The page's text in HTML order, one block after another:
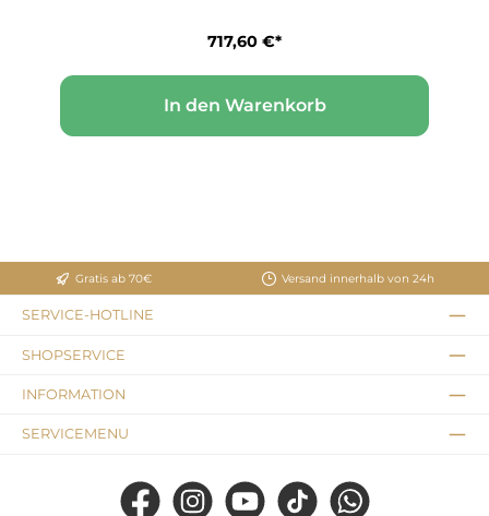
717,60 €*
In den Warenkorb
Gratis ab 70€ Versand innerhalb von 24h
SERVICE-HOTLINE
SHOPSERVICE
INFORMATION
SERVICEMENU
Facebook Instagram YouTube TikTok WhatsApp